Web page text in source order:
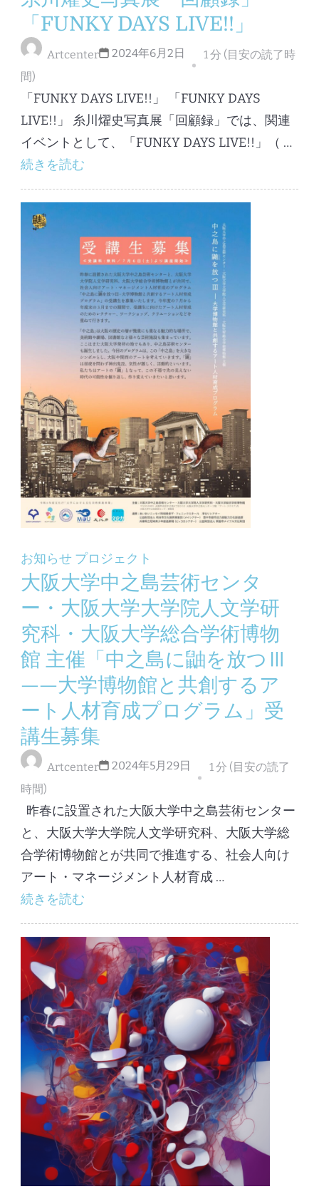
「FUNKY DAYS LIVE!!」
Artcenter 2024年6月2日
1 分 (目安の読了時
間)
「FUNKY DAYS LIVE!!」 「FUNKY DAYS
LIVE!!」 糸川燿史写真展「回顧録」では、関連
イベントとして、「FUNKY DAYS LIVE!!」（ …
続きを読む
お知らせ プロジェクト
大阪大学中之島芸術センタ
ー・大阪大学大学院人文学研
究科・大阪大学総合学術博物
館 主催「中之島に鼬を放つⅢ
——大学博物館と共創するア
ート人材育成プログラム」受
講生募集
Artcenter 2024年5月29日
1 分 (目安の読了
時間)
昨春に設置された大阪大学中之島芸術センター
と、大阪大学大学院人文学研究科、大阪大学総
合学術博物館とが共同で推進する、社会人向け
アート・マネージメント人材育成 …
続きを読む